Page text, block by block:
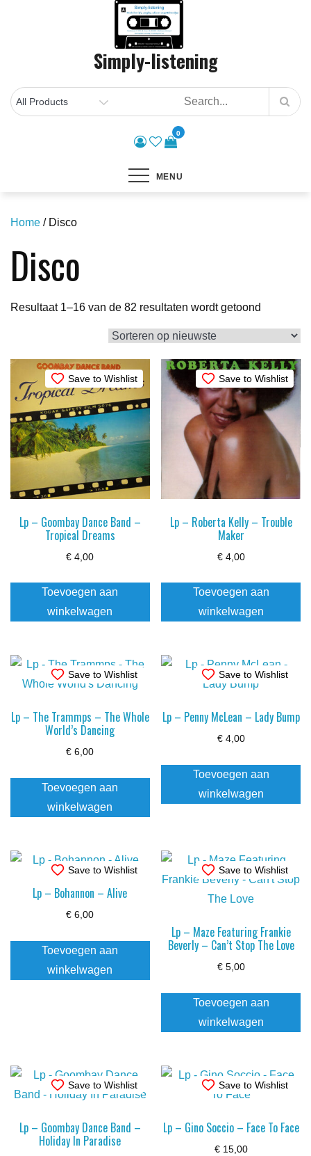
Simply-listening
0
MENU
Home / Disco
Disco
Resultaat 1–16 van de 82 resultaten wordt getoond
op
nieuwste
Save to Wishlist
Lp – Goombay Dance Band –
Tropical Dreams
€ 4,00
Toevoegen aan
winkelwagen
Save to Wishlist
Lp – Roberta Kelly – Trouble
Maker
€4,00
Toevoegen aan
winkelwagen
Save to Wishlist
Lp – The Trammps – The Whole
World’s Dancing
€ 6,00
Toevoegen aan
winkelwagen
Save to Wishlist
Lp – Penny McLean – Lady Bump
€4,00
Toevoegen aan
winkelwagen
Save to Wishlist
Lp – Bohannon – Alive
€ 6,00
Toevoegen aan
winkelwagen
Save to Wishlist
Lp – Maze Featuring Frankie
Beverly – Can’t Stop The Love
€5,00
Toevoegen aan
winkelwagen
Save to Wishlist
Lp – Goombay Dance Band –
Holiday In Paradise
Save to Wishlist
Lp – Gino Soccio – Face To Face
€15,00